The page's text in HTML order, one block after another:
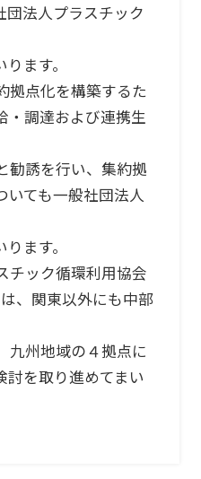
団法人プラスチック
ます。
拠点化を構築するた
・調達および連携生
勧誘を行い、集約拠
いても一般社団法人
ます。
チック循環利用協会
、関東以外にも中部
九州地域の４拠点に
討を取り進めてまい